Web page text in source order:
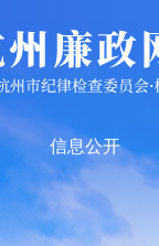
信息公开